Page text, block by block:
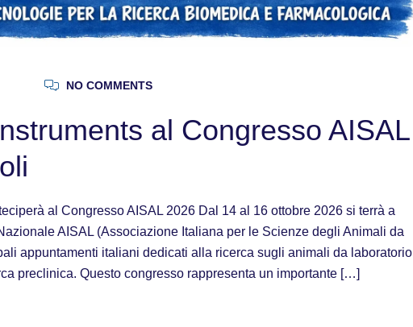
NO COMMENTS
al Congresso AISAL
al Congresso AISAL 2026 Dal 14 al 16 ottobre 2026 si terrà a
AISAL (Associazione Italiana per le Scienze degli Animali da
appuntamenti italiani dedicati alla ricerca sugli animali da laboratorio
preclinica. Questo congresso rappresenta un importante […]